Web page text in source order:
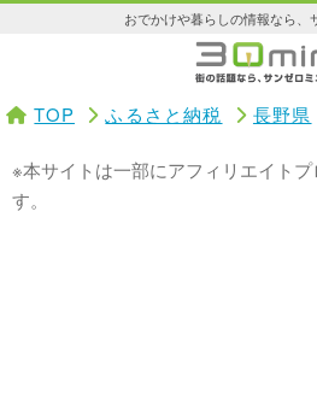
おでかけや暮らしの情報なら、
TOP ふるさと納税 長野県
※本サイトは一部にアフィリエイト
す。